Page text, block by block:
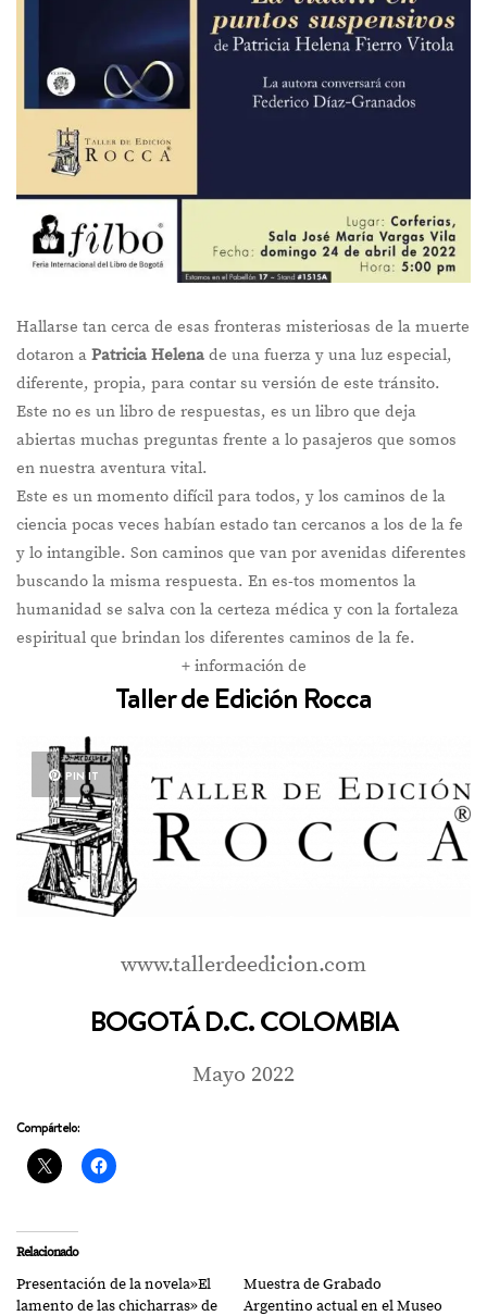
Hallarse tan cerca de esas fronteras misteriosas de la muerte
dotaron a Patricia Helena de una fuerza y una luz especial,
diferente, propia, para contar su versión de este tránsito.
Este no es un libro de respuestas, es un libro que deja
abiertas muchas preguntas frente a lo pasajeros que somos
en nuestra aventura vital.
Este es un momento difícil para todos, y los caminos de la
ciencia pocas veces habían estado tan cercanos a los de la fe
y lo intangible. Son caminos que van por avenidas diferentes
buscando la misma respuesta. En es-tos momentos la
humanidad se salva con la certeza médica y con la fortaleza
espiritual que brindan los diferentes caminos de la fe.
+ información de
Taller de Edición Rocca
PIN IT
www.tallerdeedicion.com
BOGOTÁ D.C. COLOMBIA
Mayo 2022
Compártelo:
Relacionado
Presentación de la novela»El
lamento de las chicharras» de
Muestra de Grabado
Argentino actual en el Museo